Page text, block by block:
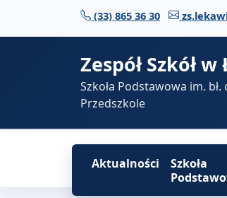
Przejdź do treści (33) 865 36 30
Zespół Szkół
Szkoła Podstawowa im. bł.
Przedszkole
Aktualności
Szkoła